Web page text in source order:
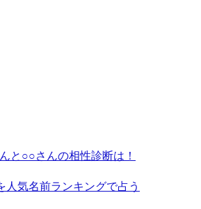
と○○さんの相性診断は！
人気名前ランキングで占う